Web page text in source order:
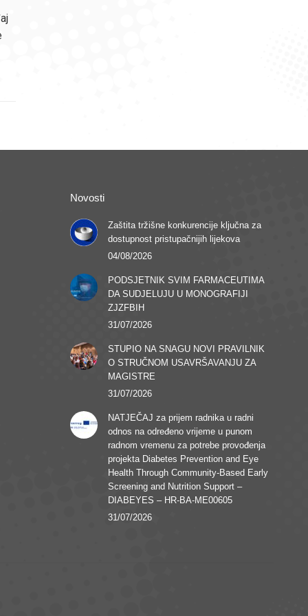
Novosti
Zaštita tržišne konkurencije ključna za
dostupnost pristupačnijih lijekova
04/08/2026
PODSJETNIK SVIM FARMACEUTIMA
DA SUDJELUJU U MONOGRAFIJI
ZJZFBIH
31/07/2026
STUPIO NA SNAGU NOVI PRAVILNIK
O STRUČNOM USAVRŠAVANJU ZA
MAGISTRE
31/07/2026
NATJEČAJ za prijem radnika u radni
odnos na određeno vrijeme u punom
radnom vremenu za potrebe provođenja
projekta Diabetes Prevention and Eye
Health Through Community-Based Early
Screening and Nutrition Support –
DIABEYES – HR-BA-ME00605
31/07/2026